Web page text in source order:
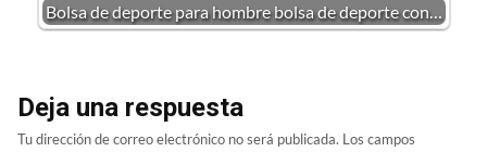
Bolsa de deporte para hombre bolsa de deporte con…
Deja una respuesta
Tu dirección de correo electrónico no será publicada. Los campos